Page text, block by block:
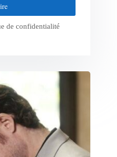
de confidentialité